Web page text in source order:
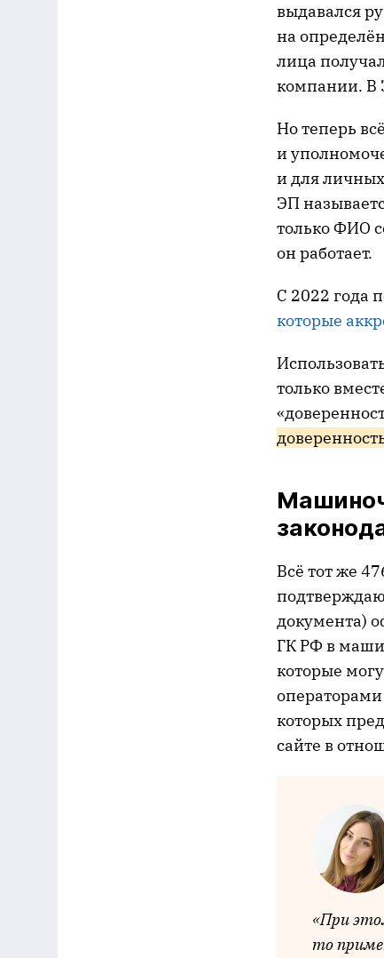
выдавался
на
лица
компании. В
Но теперь
и
и для личных
ЭП
только ФИО
он работает.
С 2022 года
которые
только
Всё тот же
документа)
ГК РФ в
которые
которых
сайте в
«При
то